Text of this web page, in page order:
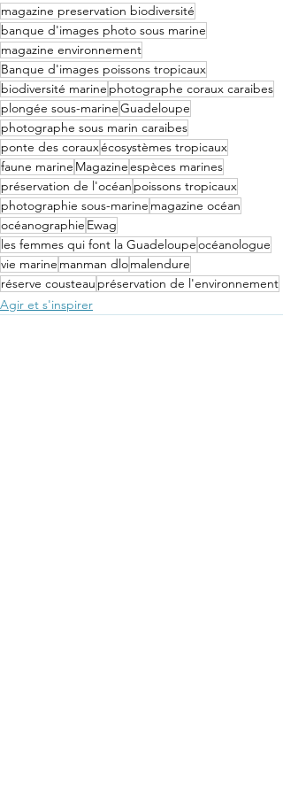
magazine preservation biodiversité
banque d'images photo sous marine
magazine environnement
Banque d'images poissons tropicaux
biodiversité marine photographe coraux caraibes
plongée sous-marineGuadeloupe
photographe sous marin caraibes
ponte des corauxécosystèmes tropicaux
faune marine Magazineespèces marines
préservation de l'océan poissons tropicaux
photographie sous-marine magazine océan
océanographie Ewag
les femmes qui font la Guadeloupeocéanologue
vie marine manman dlomalendure
réserve cousteau préservation de l'environnement
Agir et s'inspirer